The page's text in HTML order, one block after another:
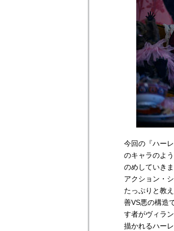
今回の『ハー
のキャラのよ
のめしていきま
アクション・
たっぷりと教
善VS悪の構造
す者がヴィラ
描かれるハー